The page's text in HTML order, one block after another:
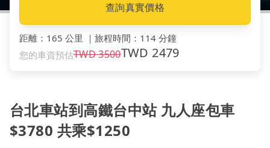
查詢真實價格
距離 ： 165 公里 ｜ 旅程時間 ： 114 分鐘
您的車資預估TWD3500TWD 2479
台北車站到高鐵台中站 九人座包車
$3780 共乘$1250